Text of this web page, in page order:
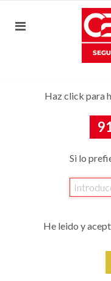
Haz click para
Si lo
He leido y